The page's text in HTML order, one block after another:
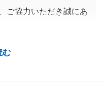
む
ご協力いただき誠にあ
を生かして、尽力いた
ました。